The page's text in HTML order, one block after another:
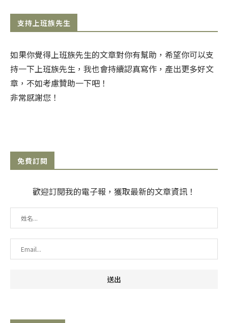
支持上班族先生
如果你覺得上班族先生的文章對你有幫助，希望你可以支
持一下上班族先生，我也會持續認真寫作，產出更多好文
章，不如考慮贊助一下吧！
非常感謝您！
免費訂閱
歡迎訂閱我的電子報，獲取最新的文章資訊！